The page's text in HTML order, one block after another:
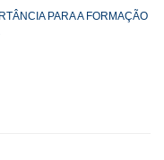
PARA A FORMAÇÃO